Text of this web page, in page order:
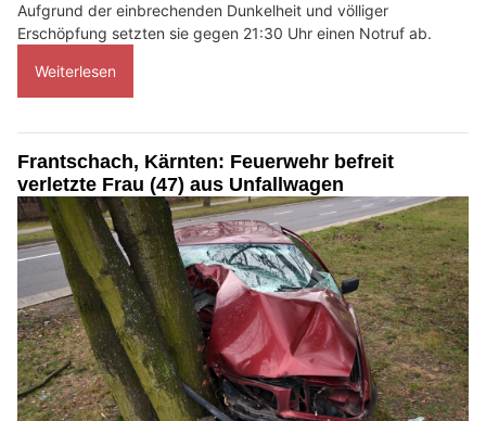
Aufgrund der einbrechenden Dunkelheit und völliger
Erschöpfung setzten sie gegen 21:30 Uhr einen Notruf ab.
Weiterlesen
Frantschach, Kärnten: Feuerwehr befreit
verletzte Frau (47) aus Unfallwagen